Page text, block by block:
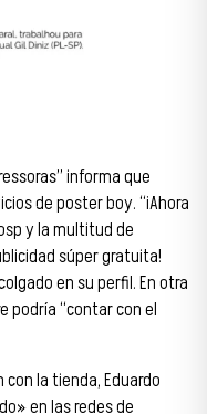
informa que
de poster boy. “¡Ahora
y la multitud de
súper gratuita!
en su perfil. En otra
podría “contar con el
la tienda, Eduardo
en las redes de